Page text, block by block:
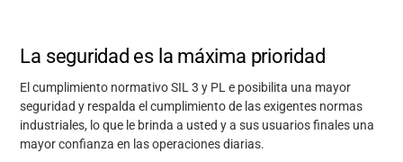
La seguridad es la máxima prioridad
El cumplimiento normativoSIL 3 y PL e posibilita una mayor
seguridad y respalda el cumplimiento de las exigentes normas
industriales, lo que le brinda a usted y a sus usuarios finales una
mayor confianza en las operaciones diarias.